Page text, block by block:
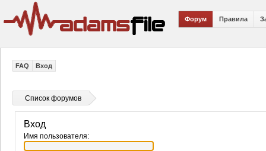
Форум Правила
FAQ Вход
Список форумов
Вход
Имя пользователя: